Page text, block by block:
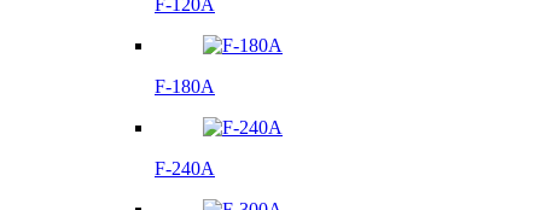
F-180A
F-240A